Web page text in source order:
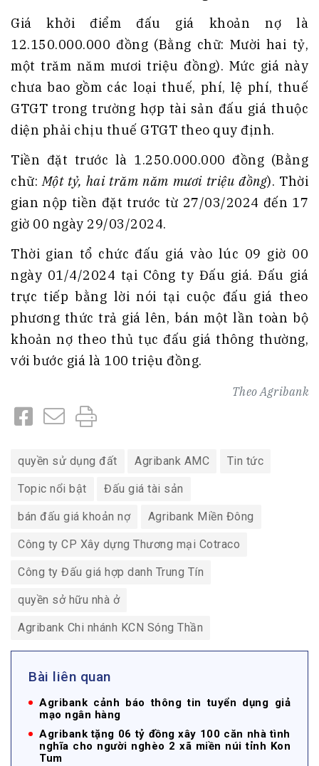
Giá khởi điểm đấu giá khoản nợ là
12.150.000.000 đồng (Bằng chữ: Mười hai tỷ,
một trăm năm mươi triệu đồng). Mức giá này
chưa bao gồm các loại thuế, phí, lệ phí, thuế
GTGT trong trường hợp tài sản đấu giá thuộc
diện phải chịu thuế GTGT theo quy định.
Tiền đặt trước là 1.250.000.000 đồng (Bằng
chữ:Một tỷ, hai trăm năm mươi triệu đồng). Thời
gian nộp tiền đặt trước từ 27/03/2024 đến 17
giờ 00 ngày 29/03/2024.
Thời gian tổ chức đấu giá vào lúc 09 giờ 00
ngày 01/4/2024 tại Công ty Đấu giá. Đấu giá
trực tiếp bằng lời nói tại cuộc đấu giá theo
phương thức trả giá lên, bán một lần toàn bộ
khoản nợ theo thủ tục đấu giá thông thường,
với bước giá là 100 triệu đồng.
TheoAgribank
quyền sử dụng đất Agribank AMC Tin tức
Topic nổi bật Đấu giá tài sản
bán đấu giá khoản nợ Agribank Miền Đông
Công ty CP Xây dựng Thương mại Cotraco
Công ty Đấu giá hợp danh Trung Tín
quyền sở hữu nhà ở
Agribank Chi nhánh KCN Sóng Thần
Bài liên quan
Agribank cảnh báo thông tin tuyển dụng giả
mạo ngân hàng
Agribank tặng 06 tỷ đồng xây 100 căn nhà tình
nghĩa cho người nghèo 2 xã miền núi tỉnh Kon
Tum